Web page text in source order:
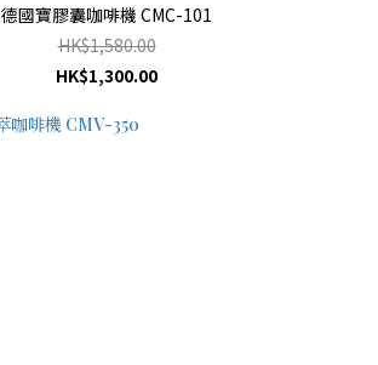
德國寶膠囊咖啡機 CMC-101
HK$1,580.00
HK$1,300.00